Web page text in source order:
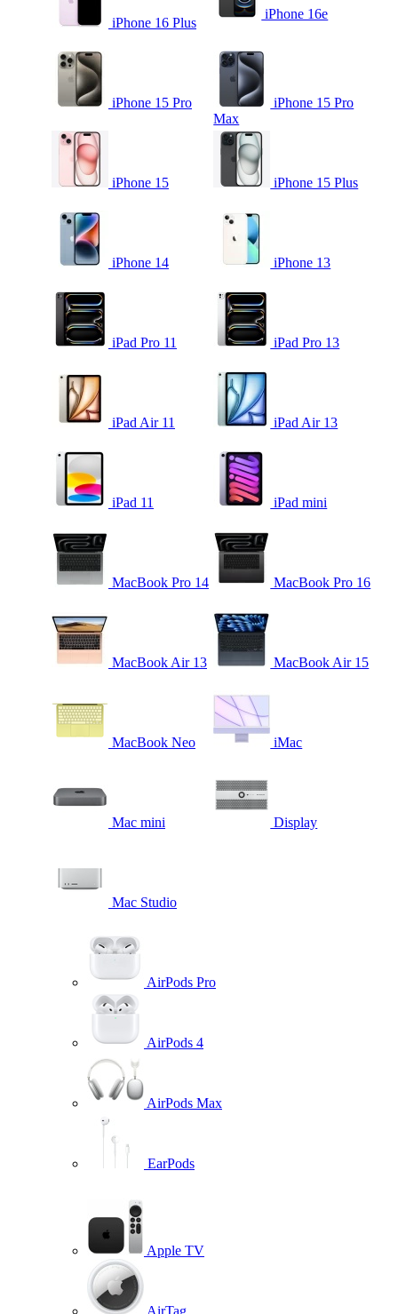
iPhone 16 Plus
iPhone 16e
iPhone 15 Pro
iPhone 15 Pro
Max
iPhone 15 iPhone 15 Plus
iPhone 14 iPhone 13
iPad Pro 11 iPad Pro 13
iPad Air 11 iPad Air 13
iPad 11 iPad mini
MacBook Pro 14 MacBook Pro 16
MacBook Air 13 MacBook Air 15
MacBook Neo iMac
Mac mini Display
Mac Studio
AirPods Pro
AirPods 4
AirPods Max
EarPods
Apple TV